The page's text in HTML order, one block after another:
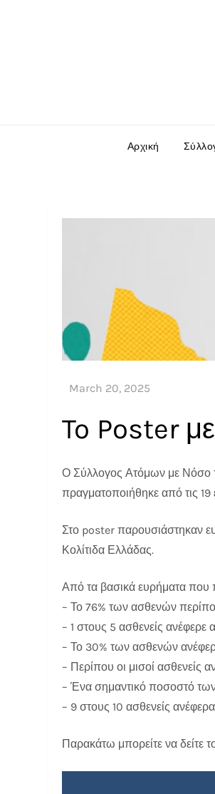
Αρχική
Ο Σύλλογος Ατόμων με Νόσο
πραγματοποιήθηκε από τις
Στο poster παρουσιάστηκαν
Κολίτιδα Ελλάδας.
Από τα βασικά ευρήματα που
– Το 76% των ασθενών
– 1 στους 5 ασθενείς
– Το 30% των ασθενών
– Περίπου οι μισοί ασθενείς
– Ένα σημαντικό ποσοστό
– 9 στους 10 ασθενείς
Παρακάτω μπορείτε να δείτε